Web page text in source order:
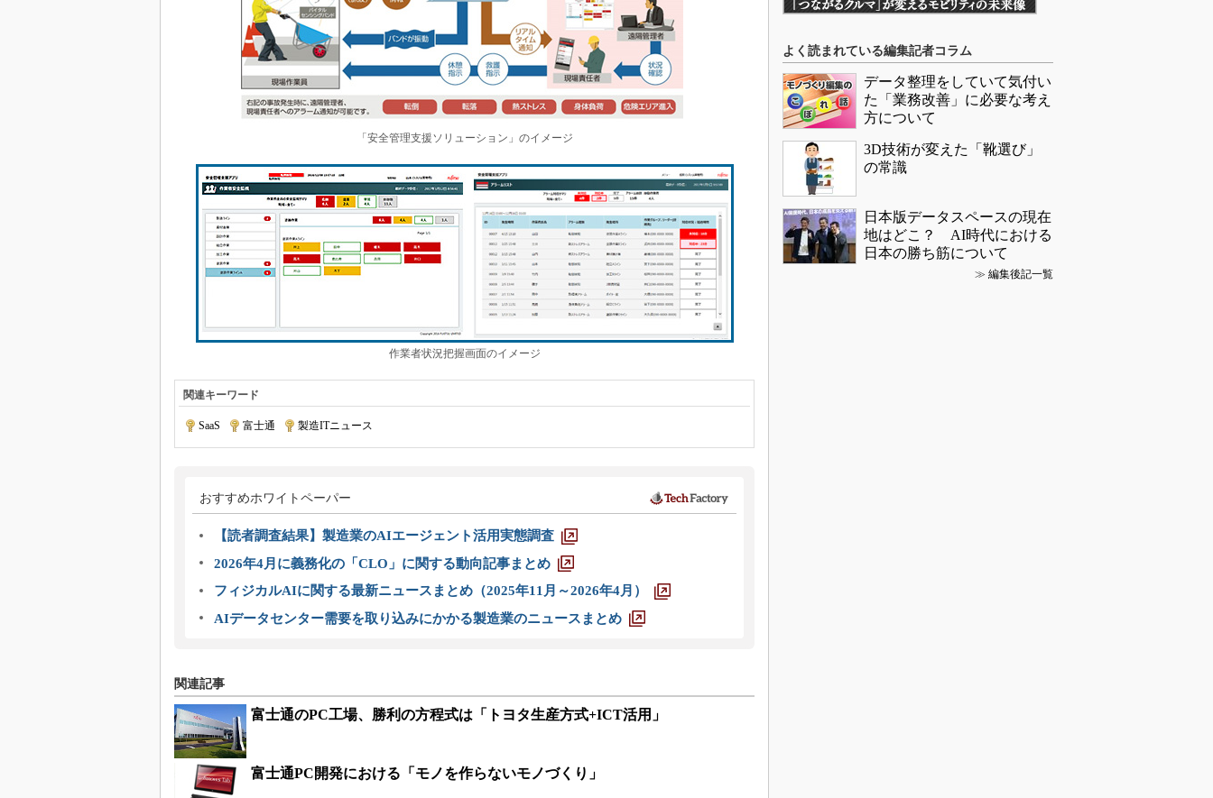
「安全管理支援ソリューション」のイメージ
作業者状況把握画面のイメージ
関連キーワード
SaaS 富士通 製造ITニュース
おすすめホワイトペーパー
【読者調査結果】製造業のAIエージェント活用実態調査
2026年4月に義務化の「CLO」に関する動向記事まとめ
フィジカルAIに関する最新ニュースまとめ（2025年11月～2026年4月）
AIデータセンター需要を取り込みにかかる製造業のニュースまとめ
関連記事
富士通のPC工場、勝利の方程式は「トヨタ生産方式+ICT活用」
富士通PC開発における「モノを作らないモノづくり」
よく読まれている編集記者コラム
データ整理をしていて気付い
た「業務改善」に必要な考え
方について
3D技術が変えた「靴選び」
の常識
日本版データスペースの現在
地はどこ？ AI時代における
日本の勝ち筋について
≫ 編集後記一覧